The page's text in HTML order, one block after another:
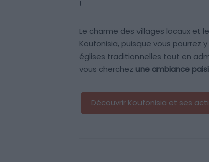
!
Le charme des villages locaux et
Koufonisia, puisque vous pourrez
églises traditionnelles tout en
vous cherchez une ambiance
Découvrir Koufonisia et ses